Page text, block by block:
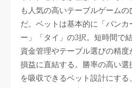
も人気の高いテーブルゲームの
だ。ベットは基本的に「バンカ
ー」「タイ」の3択。短時間で
資金管理やテーブル選びの精度
損益に直結する。勝率の高い選
を吸収できるベット設計にす